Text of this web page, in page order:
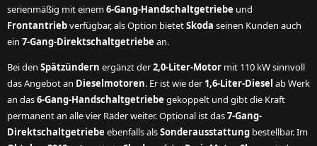
serienmäßig mit einem6-Gang-Handschaltgetriebe und
Frontantriebverfügbar, als Option bietetSkoda seinen Kunden auch
ein 7-Gang-Direktschaltgetriebe an.
Bei den Spätzündern ergänzt der2,0-Liter-Motor mit 110 kW sinnvoll
das Angebot an Dieselmotoren. Er ist wie der 1,6-Liter-Diesel ab Werk
an das6-Gang-Handschaltgetriebe gekoppelt und gibt die Kraft
permanent an alle vier Räder weiter. Optional ist das7-Gang-
Direktschaltgetriebe ebenfalls alsSonderausstattung bestellbar. Im